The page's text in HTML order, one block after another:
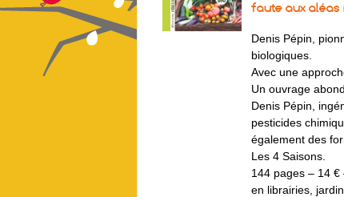
faute aux aléas
Denis Pépin,
biologiques.
Avec une
Un ouvrage
Denis Pépin,
pesticides
également des
Les 4 Saisons.
144 pages – 14 €
en librairies,